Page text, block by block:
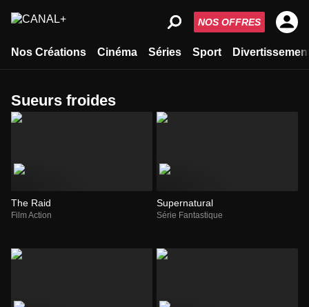
Nos Créations Cinéma Séries Sport
NOS OFFRES
sueurs froides
The Raid
Film Action
Supernatural
Série Fantastique